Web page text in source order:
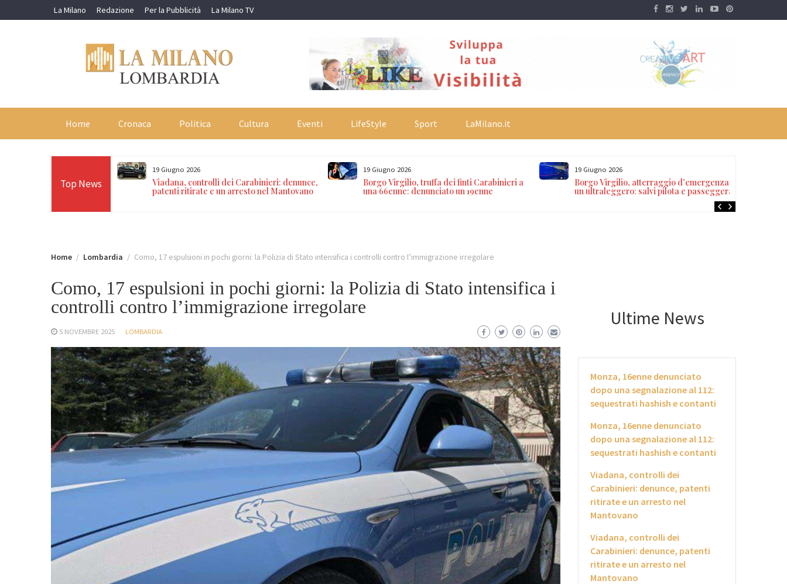
to
La Milano Redazione Per la Pubblicità La Milano TV
Home Cronaca Politica Cultura Eventi LifeStyle Sport LaMilano.it
Top News
dopo una
sequestrati hashish e
19 Giugno 2026
Viadana, controlli dei Carabinieri: denunce,
patenti ritirate e un arresto nel Mantovano
19 Giugno 2026
Borgo Virgilio, truffa dei finti Carabinieri a
una 66enne: denunciato un 19enne
19 Giugno 2026
Borgo Virgilio, atterraggio d’emergenza di
un ultraleggero: salvi pilota e passeggera
Home Lombardia Como, 17 espulsioni in pochi giorni: la Polizia di Stato intensifica i controlli contro l’immigrazione irregolare
Como, 17 espulsioni in pochi giorni: la Polizia di Stato intensifica i
controlli contro l’immigrazione irregolare
5 NOVEMBRE 2025 LOMBARDIA
Ultime News
Monza, 16enne denunciato
dopo una segnalazione al 112:
sequestrati hashish e contanti
Monza, 16enne denunciato
dopo una segnalazione al 112:
sequestrati hashish e contanti
Viadana, controlli dei
Carabinieri: denunce, patenti
ritirate e un arresto nel
Mantovano
Viadana, controlli dei
Carabinieri: denunce, patenti
ritirate e un arresto nel
Mantovano